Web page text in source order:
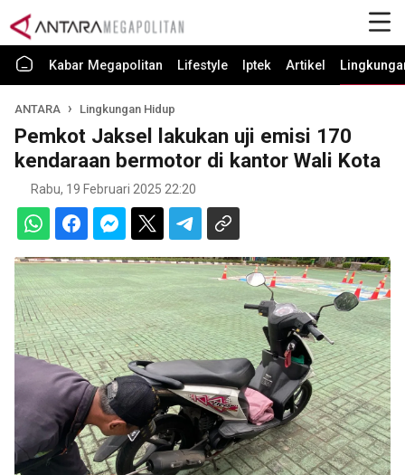
Kabar Megapolitan Lifestyle Iptek Artikel
ANTARA Lingkungan Hidup
Pemkot Jaksel lakukan uji emisi 170
kendaraan bermotor di kantor Wali Kota
Rabu, 19 Februari 2025 22:20